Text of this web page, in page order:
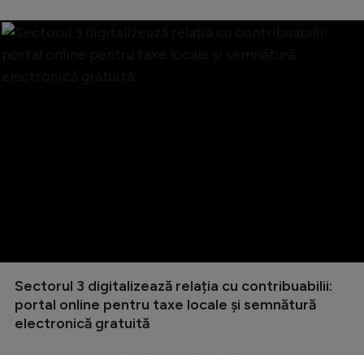
Sectorul 3 digitalizează relația cu contribuabilii:
portal online pentru taxe locale și semnătură
electronică gratuită